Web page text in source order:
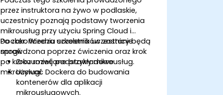
przez instruktora na żywo w podlaskie,
uczestnicy poznają podstawy tworzenia
mikrousług przy użyciu Spring Cloud i
Docker. Wiedza uczestników zostanie
sprawdzona poprzez ćwiczenia oraz krok
po kroku rozwijane przykładowe
mikrousługi.
Po zakończeniu szkolenia uczestnicy będą
mogli:
Zrozumieć podstawy mikrousług.
Używać Dockera do budowania
kontenerów dla aplikacji
mikrousługowych.